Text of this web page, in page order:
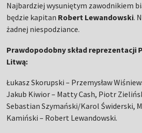
Najbardziej wysuniętym zawodnikiem
będzie kapitan Robert Lewandowski.
żadnej niespodziance.
Prawdopodobny skład reprezentacji
Litwą:
Łukasz Skorupski – Przemysław
Jakub Kiwior – Matty Cash, Piotr
Sebastian Szymański/Karol Świderski,
Kamiński – Robert Lewandowski.